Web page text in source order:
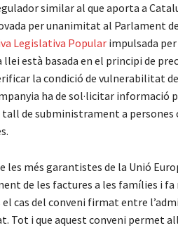
similar al que aporta a
per unanimitat al Parlament
Legislativa Popular impulsada
està basada en el principi de
la condició de vulnerabilitat
ha de sol·licitar informació
de subministrament a persones
les més garantistes de la Unió
de les factures a les famílies i fa
el cas del conveni firmat entre
Tot i que aquest conveni permet